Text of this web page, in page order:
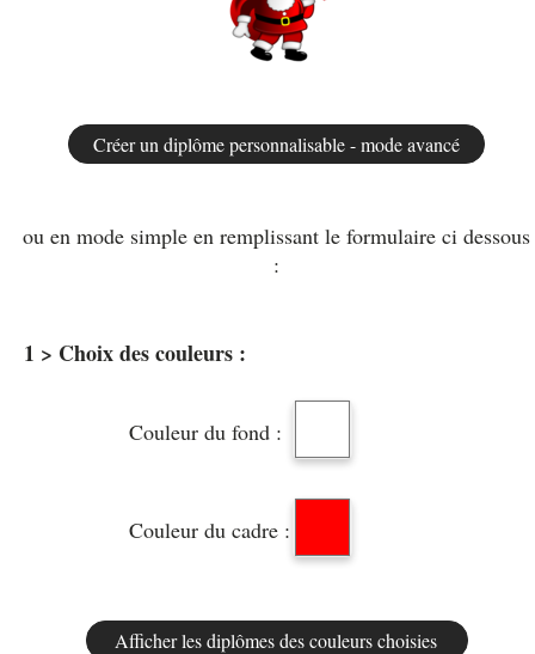
ou en mode simple en remplissant le formulaire ci dessous
:
1 > Choix des couleurs :
Couleur du fond :
Couleur du cadre :